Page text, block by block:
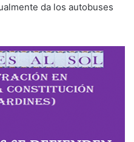
da los autobuses